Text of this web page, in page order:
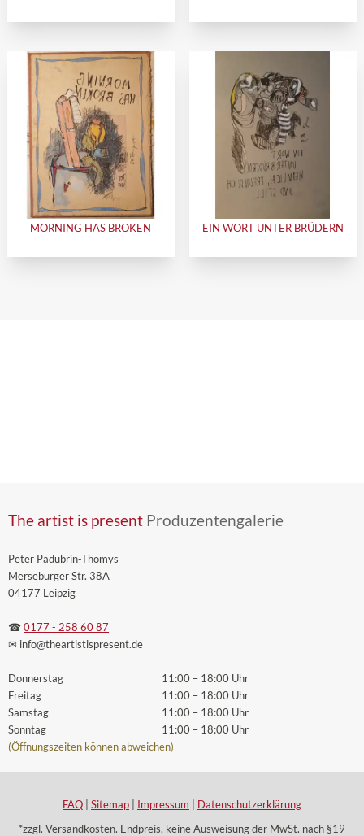
MORNING HAS BROKEN EIN WORT UNTER BRÜDERN
The artist is present Produzentengalerie
Peter Padubrin-Thomys
Merseburger Str. 38A
04177 Leipzig
☎ 0177 - 258 60 87
✉ info@theartistispresent.de
Donnerstag
Freitag
Samstag
Sonntag
11:00 – 18:00 Uhr
11:00 – 18:00 Uhr
11:00 – 18:00 Uhr
11:00 – 18:00 Uhr
(Öffnungszeiten können abweichen)
FAQ Sitemap Impressum
Datenschutzerklärung
*zzgl. Versandkosten. Endpreis, keine Ausweisung der MwSt. nach §19